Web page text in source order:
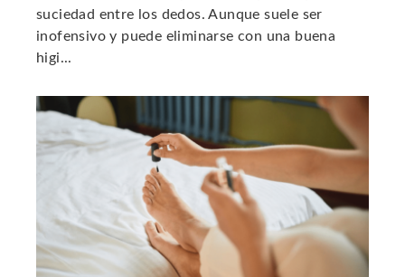
suciedad entre los dedos. Aunque suele ser
inofensivo y puede eliminarse con una buena
higi...